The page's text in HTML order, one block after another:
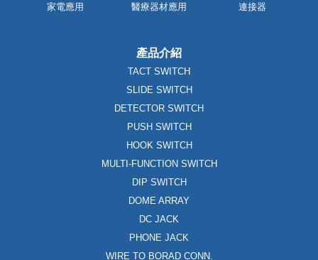
家電應用
醫療器材應用 連接器
產品介紹
TACT SWITCH
SLIDE SWITCH
DETECTOR SWITCH
PUSH SWITCH
HOOK SWITCH
MULTI-FUNCTION SWITCH
DIP SWITCH
DOME ARRAY
DC JACK
PHONE JACK
WIRE TO BORAD CONN.